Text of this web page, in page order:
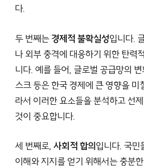
다.
두 번째는 경제적 불확실성입니다.
나 외부 충격에 대응하기 위한 탄력
니다. 예를 들어, 글로벌 공급망의
스크 등은 한국 경제에 큰 영향을 미
라서 이러한 요소들을 분석하고 선
것이 중요합니다.
세 번째로, 사회적 합의입니다. 국민
이해와 지지를 얻기 위해서는 충분